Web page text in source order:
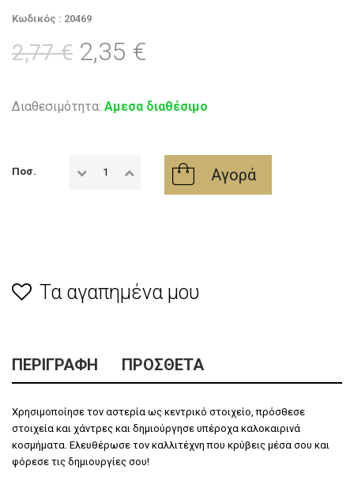
Κωδικός : 20469
2,77 € 2,35 €
Διαθεσιμότητα: Αμεσα διαθέσιμο
Ποσ. Αγορά
Τα αγαπημένα μου
ΠΕΡΙΓΡΑΦΉ ΠΡΌΣΘΕΤΑ
Χρησιμοποίησε τον αστερία ως κεντρικό στοιχείο, πρόσθεσε
στοιχεία και χάντρες και δημιούργησε υπέροχα καλοκαιρινά
κοσμήματα. Ελευθέρωσε τον καλλιτέχνη που κρύβεις μέσα σου και
φόρεσε τις δημιουργίες σου!